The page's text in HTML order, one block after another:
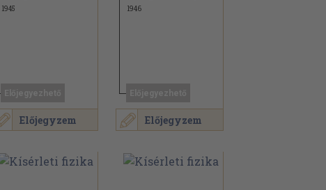
Előjegyzem
1945
Előjegyzem
1946